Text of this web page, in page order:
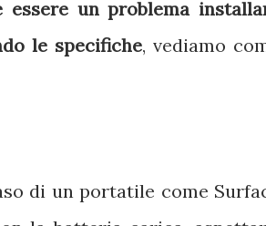
un problema
le specifiche, vediamo
di un portatile come